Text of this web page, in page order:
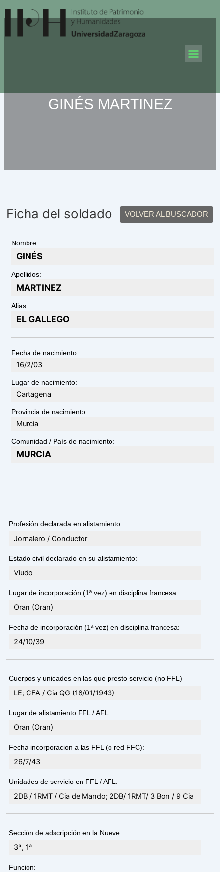
al
contenido
GINÉS MARTINEZ
Ficha del soldado VOLVER AL BUSCADOR
Nombre:
GINÉS
Apellidos:
MARTINEZ
Alias:
EL GALLEGO
Fecha de nacimiento:
16/2/03
Lugar de nacimiento:
Cartagena
Provincia de nacimiento:
Murcia
Comunidad / País de nacimiento:
MURCIA
Profesión declarada en alistamiento:
Jornalero / Conductor
Estado civil declarado en su alistamiento:
Viudo
Lugar de incorporación (1ª vez) en disciplina francesa:
Oran (Oran)
Fecha de incorporación (1ª vez) en disciplina francesa:
24/10/39
Cuerpos y unidades en las que presto servicio (no FFL)
LE; CFA / Cia QG (18/01/1943)
Lugar de alistamiento FFL / AFL:
Oran (Oran)
Fecha incorporacion a las FFL (o red FFC):
26/7/43
Unidades de servicio en FFL / AFL:
2DB / 1RMT / Cia de Mando; 2DB/ 1RMT/ 3 Bon / 9 Cia
Sección de adscripción en la Nueve:
3ª, 1ª
Función: